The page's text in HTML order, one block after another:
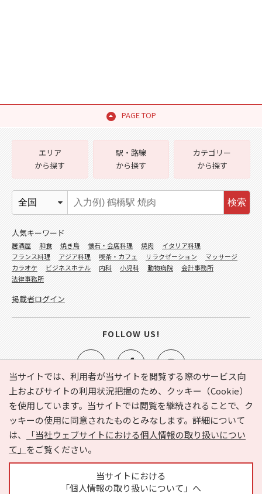
PAGE TOP
当サイトでは、利用者が当サイトを閲覧する際のサービス向
上およびサイトの利用状況把握のため、クッキー（Cookie）
を使用しています。当サイトでは閲覧を継続されることで、ク
ッキーの使用に同意されたものとみなします。詳細について
は、
「当社ウェブサイトにおける個人情報の取り扱いについ
て」 をご覧ください。
当サイトにおける
「個人情報の取り扱いについて」へ
e-NAVITA（イーナビタ）とは？ お気に入り
ヘルプ
利用規約
個人情報の取り扱いについて
運営会社
サイトマップ
広告掲載に関するお問い合わせ
エリア
から探す
駅・路線
から探す
カテゴリー
から探す
検索
人気キーワード
居酒屋 和食 焼き鳥 懐石・会席料理 焼肉
イタリア料理
フランス料理
アジア料理 喫茶・カフェ リラクゼーション
マッサージ
カラオケ
ビジネスホテル 内科 小児科 動物病院
会計事務所
法律事務所
掲載者ログイン
FOLLOW US!